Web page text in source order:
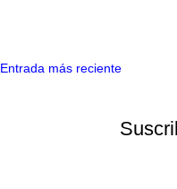
Entrada más reciente